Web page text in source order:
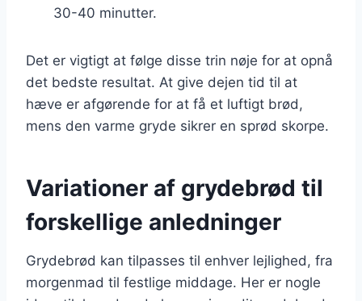
30-40 minutter.
Det er vigtigt at følge disse trin nøje for at opnå
det bedste resultat. At give dejen tid til at
hæve er afgørende for at få et luftigt brød,
mens den varme gryde sikrer en sprød skorpe.
Variationer af grydebrød til
forskellige anledninger
Grydebrød kan tilpasses til enhver lejlighed, fra
morgenmad til festlige middage. Her er nogle